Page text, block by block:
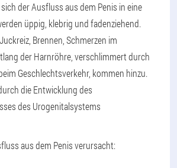
der Ausfluss aus dem Penis in eine
üppig, klebrig und fadenziehend.
Brennen, Schmerzen im
der Harnröhre, verschlimmert durch
Geschlechtsverkehr, kommen hinzu.
die Entwicklung des
des Urogenitalsystems
aus dem Penis verursacht: